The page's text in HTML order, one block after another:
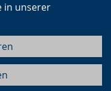
in unserer